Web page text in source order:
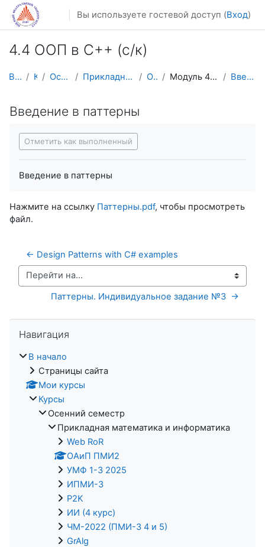
Перейти к основному содержанию
Вы используете гостевой доступ (Вход)
4.4 ООП в С++ (с/к)
В начало Курсы Осенний семестр Прикладная математика и информатика ООП в С++ Модуль 4. Паттерны проектирования Введение в паттерны
Введение в паттерны
Отметить как выполненный
Введение в паттерны
Нажмите на ссылку Паттерны.pdf, чтобы просмотреть
файл.
← Design Patterns with C# examples
Перейти на...
Паттерны. Индивидуальное задание №3  →
Навигация
В начало
Страницы сайта
Мои курсы
Курсы
Осенний семестр
Прикладная математика и информатика
Web RoR
ОАиП ПМИ2
УМФ 1-3 2025
ИПМИ-3
P2K
ИИ (4 курс)
ЧМ-2022 (ПМИ-3 4 и 5)
GrAlg